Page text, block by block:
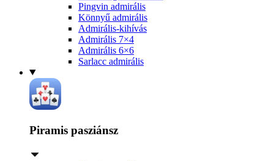
Pingvin admirális
Könnyű admirális
Admirális-kihívás
Admirális 7×4
Admirális 6×6
Sarlacc admirális
Piramis pasziánsz